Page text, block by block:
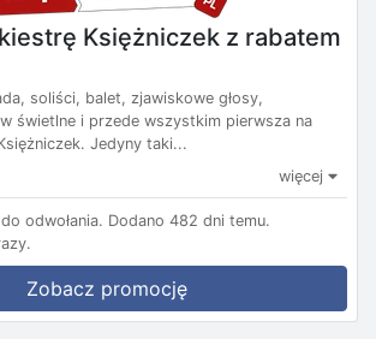
Księżniczek z rabatem
soliści, balet, zjawiskowe głosy,
świetlne i przede wszystkim pierwsza na
Jedyny taki...
więcej
odwołania. Dodano 482 dni temu.
Zobacz promocję